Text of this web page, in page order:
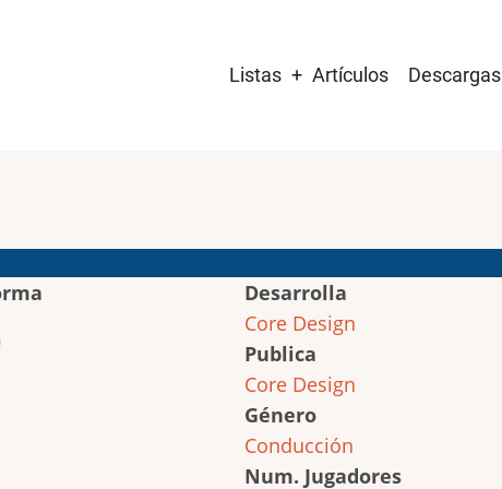
navigation
Listas Artículos Descargas
Desarrolla
Core Design
Publica
Core Design
Género
Conducción
Num. Jugadores